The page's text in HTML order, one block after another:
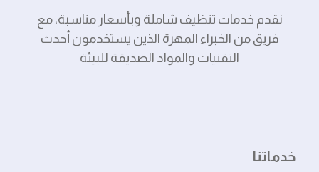
نقدم خدمات تنظيف شاملة وبأسعار مناسبة، مع
فريق من الخبراء المهرة الذين يستخدمون أحدث
التقنيات والمواد الصديقة للبيئة
خدماتنا